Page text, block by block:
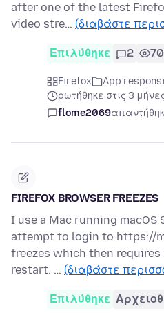
after one of the latest
video stre… (διαβάστε
Επιλύθηκε 2 70
Firefox
App
ρωτήθηκε στις 3
flome2069
FIREFOX BROWSER FREEZES
I use a Mac running macOS
attempt to login to https://
freezes which then
restart. … (διαβάστε
Επιλύθηκε